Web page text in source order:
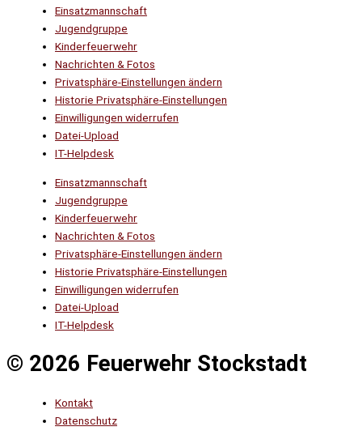
Einsatzmannschaft
Jugendgruppe
Kinderfeuerwehr
Nachrichten & Fotos
Privatsphäre-Einstellungen ändern
Historie Privatsphäre-Einstellungen
Einwilligungen widerrufen
Datei-Upload
IT-Helpdesk
Einsatzmannschaft
Jugendgruppe
Kinderfeuerwehr
Nachrichten & Fotos
Privatsphäre-Einstellungen ändern
Historie Privatsphäre-Einstellungen
Einwilligungen widerrufen
Datei-Upload
IT-Helpdesk
© 2026 Feuerwehr Stockstadt
Kontakt
Datenschutz